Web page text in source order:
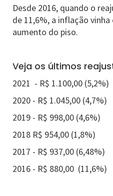
Desde 2016, quando o
de 11,6%, a inflação
aumento do piso.
Veja os últimos
2021 - R$ 1.100,00 (5,2%)
2020 - R$ 1.045,00 (4,7%)
2019 - R$ 998,00 (4,6%)
2018 R$ 954,00 (1,8%)
2017 - R$ 937,00 (6,48%)
2016 - R$ 880,00 (11,6%)